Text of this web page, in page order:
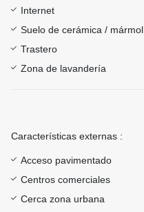
Internet
Suelo de cerámica / mármol
Trastero
Zona de lavandería
Características externas :
Acceso pavimentado
Centros comerciales
Cerca zona urbana